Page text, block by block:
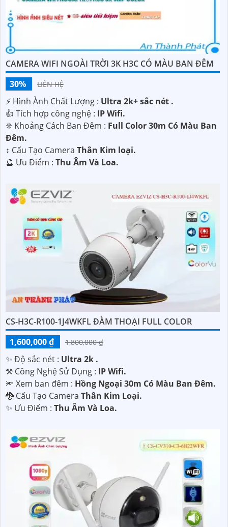
CAMERA WIFI NGOÀI TRỜI 3K H3C CÓ MÀU BAN ĐÊM
30%
LIÊN HỆ
️⚡ Hình Ành Chất Lượng : Ultra 2k+ sắc nét .
👍 Tích hợp công nghệ : IP Wifi.
❈ Khoảng Cách Ban Đêm : Full Color 30m Có Màu Ban
Ðêm.
↕️ Cấu Tạo Camera Thân Kim loại.
️🔮 Ưu Điểm : Thu Âm Và Loa.
CS-H3C-R100-1J4WKFL ĐÀM THOẠI FULL COLOR
1,600,000 ₫
1,800,000 ₫
✨ Độ sắc nét : Ultra 2k .
⚒ Công Nghệ Sử Dụng : IP Wifi.
🔦 Xem ban đêm : Hồng Ngoại 30m Có Màu Ban Đêm.
🐉️ Cấu Tạo Camera Thân Kim Loại.
️✨ Ưu Điểm : Thu Âm Và Loa.